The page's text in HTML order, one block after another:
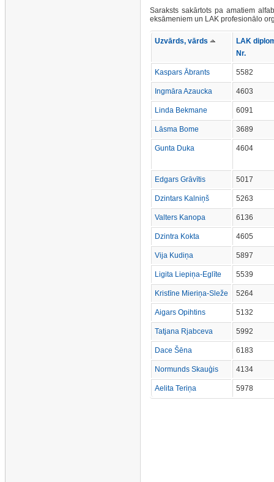
Saraksts sakārtots pa amatiem
eksāmeniem un LAK profesionālo
Uzvārds, vārds
LAK
Nr.
Kaspars Ābrants 5582
Ingmāra Azaucka 4603
Linda Bekmane 6091
Lāsma Bome 3689
Gunta Duka 4604
Edgars Grāvītis 5017
Dzintars Kalniņš 5263
Valters Kanopa 6136
Dzintra Kokta 4605
Vija Kudiņa 5897
Ligita Liepiņa-Eglīte 5539
Kristīne Mieriņa-Sleže 5264
Aigars Opihtins 5132
Tatjana Rjabceva 5992
Dace Šēna 6183
Normunds Skauģis 4134
Aelita Teriņa 5978